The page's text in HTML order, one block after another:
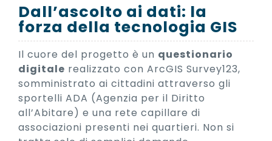
Dall’ascolto ai dati: la
forza della tecnologia GIS
Il cuore del progetto è un questionario
digitale realizzato con ArcGIS Survey123,
somministrato ai cittadini attraverso gli
sportelli ADA (Agenzia per il Diritto
all’Abitare) e una rete capillare di
associazioni presenti nei quartieri. Non si